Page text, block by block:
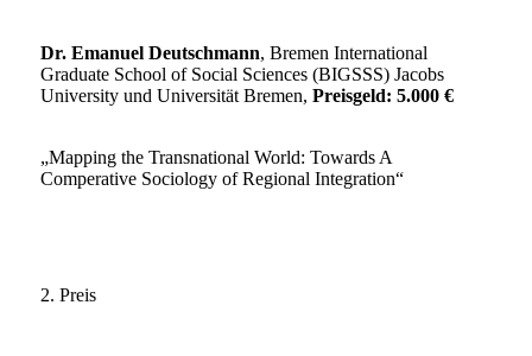
Dr. Emanuel Deutschmann, Bremen International
Graduate School of Social Sciences (BIGSSS) Jacobs
University und Universität Bremen, Preisgeld: 5.000 €
„Mapping the Transnational World: Towards A
Comperative Sociology of Regional Integration“
2. Preis